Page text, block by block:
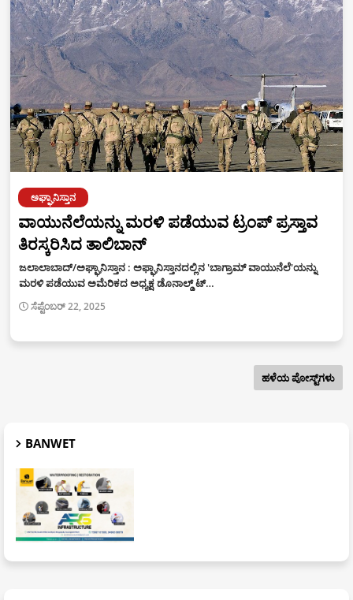
ಅಘ್ಘಾನಿಸ್ತಾನ
ವಾಯುನೆಲೆಯನ್ನು ಮರಳಿ ಪಡೆಯುವ ಟ್ರಂಪ್‌ ಪ್ರಸ್ತಾವ
ತಿರಸ್ಕರಿಸಿದ ತಾಲಿಬಾನ್‌
ಜಲಾಲಾಬಾದ್‌/ಅಘ್ಘಾನಿಸ್ತಾನ : ಅಫ್ಘಾನಿಸ್ತಾನದಲ್ಲಿನ 'ಬಾಗ್ರಾಮ್‌ ವಾಯುನೆಲೆ'ಯನ್ನು
ಮರಳಿ ಪಡೆಯುವ ಅಮೆರಿಕದ ಅಧ್ಯಕ್ಷ ಡೊನಾಲ್ಡ್‌ ಟ್…
ಸೆಪ್ಟೆಂಬರ್ 22, 2025
ಹಳೆಯ ಪೋಸ್ಟ್‌ಗಳು
BANWET